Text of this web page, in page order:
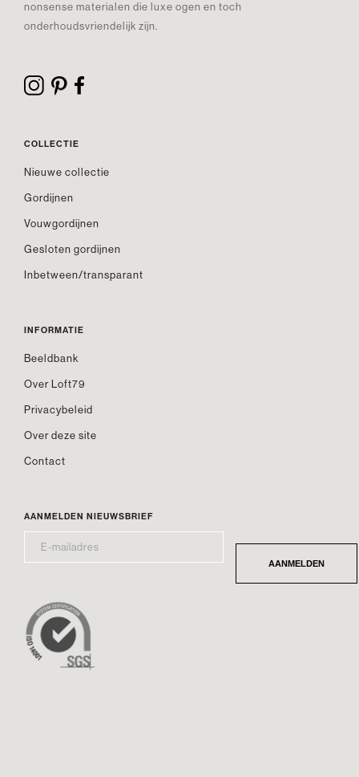
nonsense materialen die luxe ogen en toch
onderhoudsvriendelijk zijn.
COLLECTIE
Nieuwe collectie
Gordijnen
Vouwgordijnen
Gesloten gordijnen
Inbetween/transparant
INFORMATIE
Beeldbank
Over Loft79
Privacybeleid
Over deze site
Contact
AANMELDEN NIEUWSBRIEF
MAILADRES* AANMELDEN